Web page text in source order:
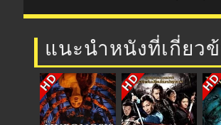
แนะนำหนังที่เกี่ยว
HD HD